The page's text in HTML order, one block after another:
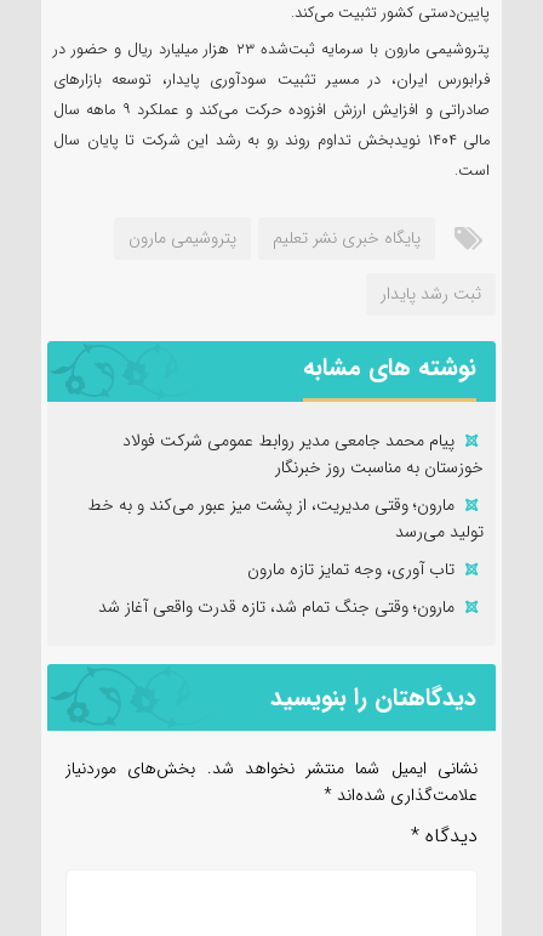
پایین‌دستی کشور تثبیت می‌کند.
پتروشیمی مارون با سرمایه ثبت‌شده ۲۳ هزار میلیارد ریال و حضور در
فرابورس ایران، در مسیر تثبیت سودآوری پایدار، توسعه بازارهای
صادراتی و افزایش ارزش افزوده حرکت می‌کند و عملکرد ۹ ماهه سال
مالی ۱۴۰۴ نویدبخش تداوم روند رو به رشد این شرکت تا پایان سال
است.
پايگاه خبری نشر تعلیم پتروشیمی مارون
ثبت رشد پایدار
نوشته های مشابه
پیام محمد جامعی مدیر روابط عمومی شرکت فولاد
خوزستان به مناسبت روز خبرنگار
مارون؛ وقتی مدیریت، از پشت میز عبور می‌کند و به خط
تولید می‌رسد
تاب آوری، وجه تمایز تازه مارون
مارون؛ وقتی جنگ تمام شد، تازه قدرت واقعی آغاز شد
دیدگاهتان را بنویسید
نشانی ایمیل شما منتشر نخواهد شد. بخش‌های موردنیاز
علامت‌گذاری شده‌اند *
دیدگاه *